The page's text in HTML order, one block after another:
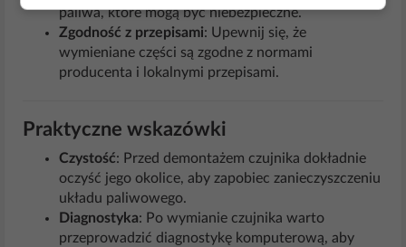
paliwa, które mogą być niebezpieczne.
Zgodność z przepisami: Upewnij się, że
wymieniane części są zgodne z normami
producenta i lokalnymi przepisami.
Praktyczne wskazówki
Czystość: Przed demontażem czujnika dokładnie
oczyść jego okolice, aby zapobiec zanieczyszczeniu
układu paliwowego.
Diagnostyka: Po wymianie czujnika warto
przeprowadzić diagnostykę komputerową, aby